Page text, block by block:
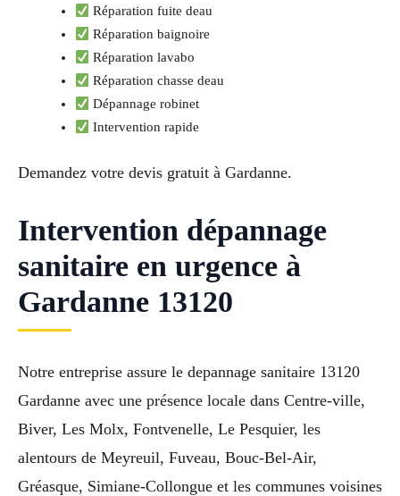
Réparation fuite deau
Réparation baignoire
Réparation lavabo
Réparation chasse deau
Dépannage robinet
Intervention rapide
Demandez votre devis gratuit à Gardanne.
Intervention dépannage
sanitaire en urgence à
Gardanne 13120
Notre entreprise assure le depannage sanitaire 13120
Gardanne avec une présence locale dans Centre-ville,
Biver, Les Molx, Fontvenelle, Le Pesquier, les
alentours de Meyreuil, Fuveau, Bouc-Bel-Air,
Gréasque, Simiane-Collongue et les communes voisines